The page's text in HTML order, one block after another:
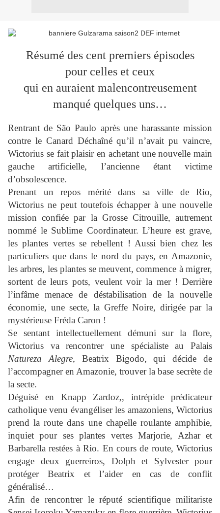
Résumé des cent premiers épisodes
pour celles et ceux
qui en auraient malencontreusement
manqué quelques uns…
Rentrant de São Paulo après une harassante mission
contre le Canard Déchaîné qu’il n’avait pu vaincre,
Wictorius se fait plaisir en achetant une nouvelle main
gauche artificielle, l’ancienne étant victime
d’obsolescence.
Prenant un repos mérité dans sa ville de Rio,
Wictorius ne peut toutefois échapper à une nouvelle
mission confiée par la Grosse Citrouille, autrement
nommé le Sublime Coordinateur. L’heure est grave,
les plantes vertes se rebellent ! Aussi bien chez les
particuliers que dans le nord du pays, en Amazonie,
les arbres, les plantes se meuvent, commence à migrer,
sortent de leurs pots, veulent voir la mer ! Derrière
l’infâme menace de déstabilisation de la nouvelle
économie, une secte, la Greffe Noire, dirigée par la
mystérieuse Fréda Caron !
Se sentant intellectuellement démuni sur la flore,
Wictorius va rencontrer une spécialiste au Palais
Natureza Alegre, Beatrix Bigodo, qui décide de
l’accompagner en Amazonie, trouver la base secrète de
la secte.
Déguisé en Knapp Zardoz,, intrépide prédicateur
catholique venu évangéliser les amazoniens, Wictorius
prend la route dans une chapelle roulante amphibie,
inquiet pour ses plantes vertes Marjorie, Azhar et
Barbarella restées à Rio. En cours de route, Wictorius
engage deux guerreiros, Dolph et Sylvester pour
protéger Beatrix et l’aider en cas de conflit
généralisé…
Afin de rencontrer le réputé scientifique militariste